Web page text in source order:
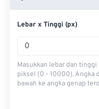
Lebar x Tinggi (px)
Masukkan lebar dan
piksel (0 - 10000). Angka
bawah ke angka genap